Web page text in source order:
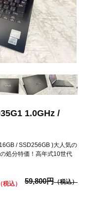
1.0GHz /
/ SSD256GB )大人気の
処分特価！高年式10世代
59,800円